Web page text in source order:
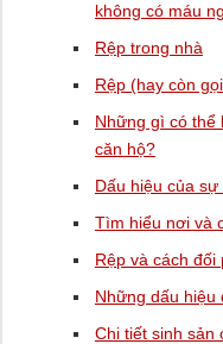
không có máu
Rệp trong nhà
Rệp (hay còn
Những gì có thể
căn hộ?
Dấu hiệu của
Tìm hiểu nơi và
Rệp và cách đối
Những dấu hiệu
Chi tiết sinh sản